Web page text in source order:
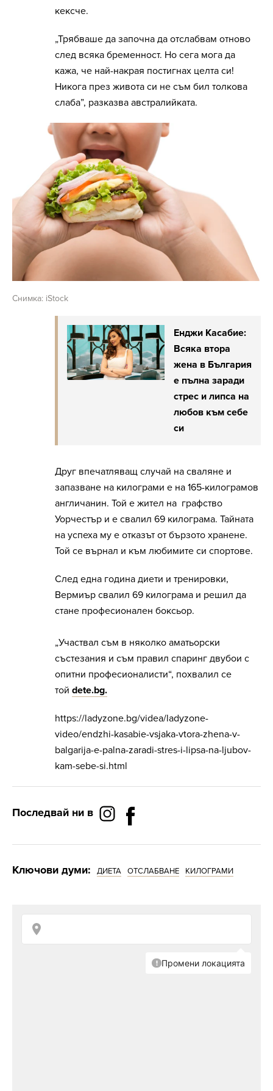
кексче.
„Трябваше да започна да отслабвам отново
след всяка бременност. Но сега мога да
кажа, че най-накрая постигнах целта си!
Никога през живота си не съм бил толкова
слаба”, разказва австралийката.
Снимка: iStock
Енджи Касабие:
Всяка втора
жена в България
е пълна заради
стрес и липса на
любов към себе
си
Друг впечатляващ случай на сваляне и
запазване на килограми е на 165-килограмов
англичанин. Той е жител на графство
Уорчестър и е свалил 69 килограма. Тайната
на успеха му е отказът от бързото хранене.
Той се върнал и към любимите си спортове.
След една година диети и тренировки,
Вермиър свалил 69 килограма и решил да
стане професионален боксьор.
„Участвал съм в няколко аматьорски
състезания и съм правил спаринг двубои с
опитни професионалисти“, похвалил се
той dete.bg.
https://ladyzone.bg/videa/ladyzone-
video/endzhi-kasabie-vsjaka-vtora-zhena-v-
balgarija-e-palna-zaradi-stres-i-lipsa-na-ljubov-
kam-sebe-si.html
Последвай ни в
Ключови думи: ДИЕТА ОТСЛАБВАНЕ КИЛОГРАМИ